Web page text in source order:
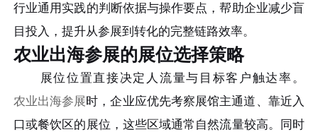
行业通用实践的判断依据与操作要点，帮助企业减少盲
目投入，提升从参展到转化的完整链路效率。
农业出海参展的展位选择策略
展位位置直接决定人流量与目标客户触达率。
农业出海参展时，企业应优先考察展馆主通道、靠近入
口或餐饮区的展位，这些区域通常自然流量较高。同时